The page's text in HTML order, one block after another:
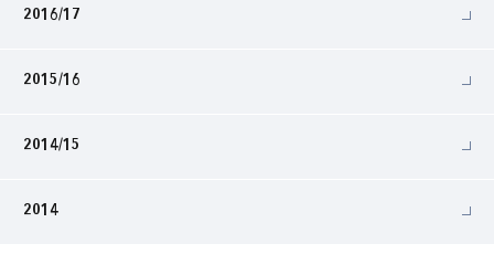
2016/17
2015/16
2014/15
2014